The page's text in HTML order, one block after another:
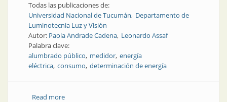
Todas las publicaciones de:
Universidad Nacional de Tucumán Departamento de
Luminotecnia Luz y Visión
Autor: Paola Andrade Cadena Leonardo Assaf
Palabra clave:
alumbrado público medidor energía
eléctrica consumo determinación de energía
Read moreabout Nota técnica | Desviaciones en la